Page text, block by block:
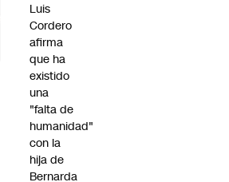
Luis
Cordero
afirma
que ha
existido
una
"falta de
humanidad"
con la
hija de
Bernarda